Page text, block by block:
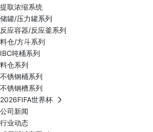
提取浓缩系统
储罐/压力罐系列
反应容器/反应釜系列
料仓/方斗系列
IBC吨桶系列
料仓系列
不锈钢桶系列
不锈钢槽系列
2026FIFA世界杯
公司新闻
行业动态